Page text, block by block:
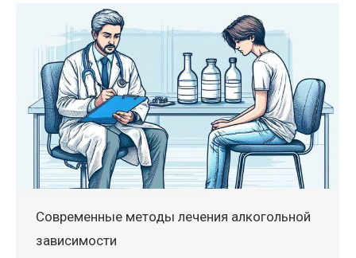
Современные методы лечения алкогольной
зависимости